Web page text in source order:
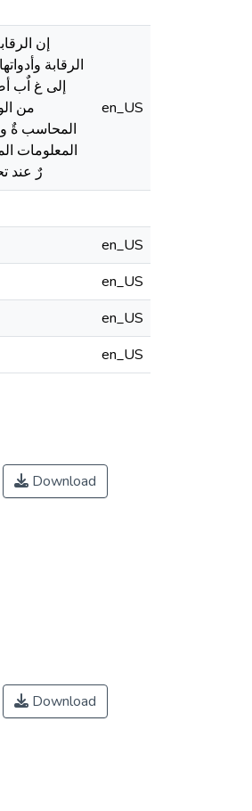
إن
الرقابة
إلى غ اٌب
من
المحاسب ةٌ
المعلومات
رٌ عند
en_US
en_US
en_US
en_US
en_US
Download
Download